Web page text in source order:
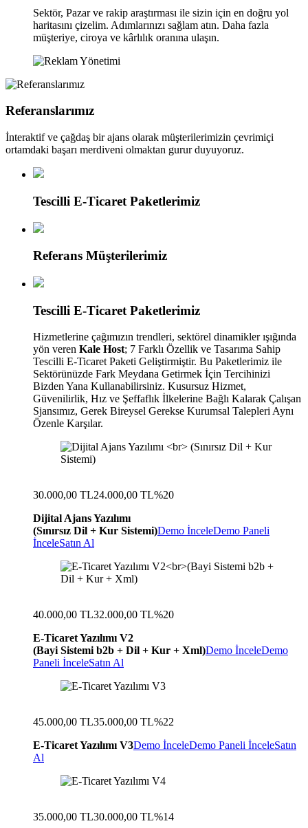
Sektör, Pazar ve rakip araştırması ile sizin için en doğru yol
haritasını çizelim. Adımlarınızı sağlam atın. Daha fazla
müşteriye, ciroya ve kârlılık oranına ulaşın.
Referanslarımız
İnteraktif ve çağdaş bir ajans olarak müşterilerimizin çevrimiçi
ortamdaki başarı merdiveni olmaktan gurur duyuyoruz.
Tescilli E-Ticaret Paketlerimiz
Referans Müşterilerimiz
Tescilli E-Ticaret Paketlerimiz
Hizmetlerine çağımızın trendleri, sektörel dinamikler ışığında
yön veren Kale Host; 7 Farklı Özellik ve Tasarıma Sahip
Tescilli E-Ticaret Paketi Geliştirmiştir. Bu Paketlerimiz ile
Sektörünüzde Fark Meydana Getirmek İçin Tercihinizi
Bizden Yana Kullanabilirsiniz. Kusursuz Hizmet,
Güvenilirlik, Hız ve Şeffaflık İlkelerine Bağlı Kalarak Çalışan
Sjansımız, Gerek Bireysel Gerekse Kurumsal Talepleri Aynı
Özenle Karşılar.
30.000,00 TL24.000,00 TL%20
Dijital Ajans Yazılımı
(Sınırsız Dil + Kur Sistemi)Demo İnceleDemo Paneli
İnceleSatın Al
40.000,00 TL32.000,00 TL%20
E-Ticaret Yazılımı V2
(Bayi Sistemi b2b + Dil + Kur + Xml)Demo İnceleDemo
Paneli İnceleSatın Al
45.000,00 TL35.000,00 TL%22
E-Ticaret Yazılımı V3Demo İnceleDemo Paneli İnceleSatın
Al
35.000,00 TL30.000,00 TL%14